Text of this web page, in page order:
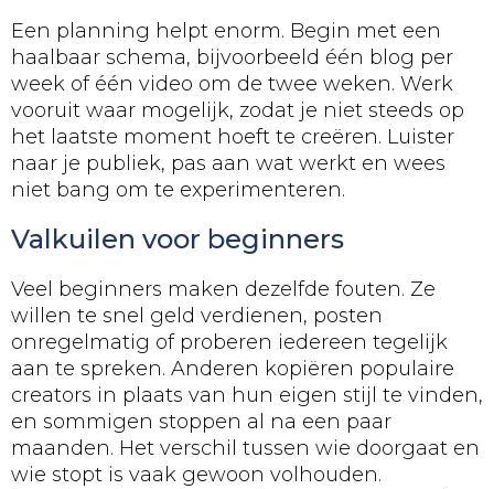
Een planning helpt enorm. Begin met een
haalbaar schema, bijvoorbeeld één blog per
week of één video om de twee weken. Werk
vooruit waar mogelijk, zodat je niet steeds op
het laatste moment hoeft te creëren. Luister
naar je publiek, pas aan wat werkt en wees
niet bang om te experimenteren.
Valkuilen voor beginners
Veel beginners maken dezelfde fouten. Ze
willen te snel geld verdienen, posten
onregelmatig of proberen iedereen tegelijk
aan te spreken. Anderen kopiëren populaire
creators in plaats van hun eigen stijl te vinden,
en sommigen stoppen al na een paar
maanden. Het verschil tussen wie doorgaat en
wie stopt is vaak gewoon volhouden.